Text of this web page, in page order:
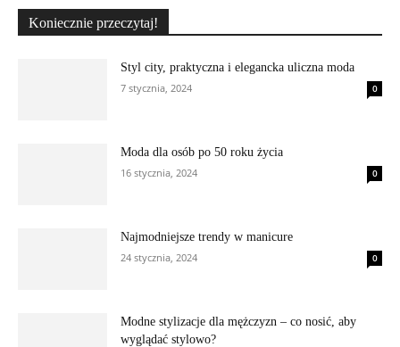
Koniecznie przeczytaj!
Styl city, praktyczna i elegancka uliczna moda
7 stycznia, 2024
0
Moda dla osób po 50 roku życia
16 stycznia, 2024
0
Najmodniejsze trendy w manicure
24 stycznia, 2024
0
Modne stylizacje dla mężczyzn – co nosić, aby
wyglądać stylowo?